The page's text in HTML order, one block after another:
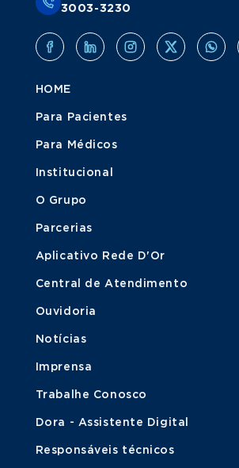
3003-3230
HOME
Para Pacientes
Para Médicos
Institucional
O Grupo
Parcerias
Aplicativo Rede D'Or
Central de Atendimento
Ouvidoria
Notícias
Imprensa
Trabalhe Conosco
Dora - Assistente Digital
Responsáveis técnicos